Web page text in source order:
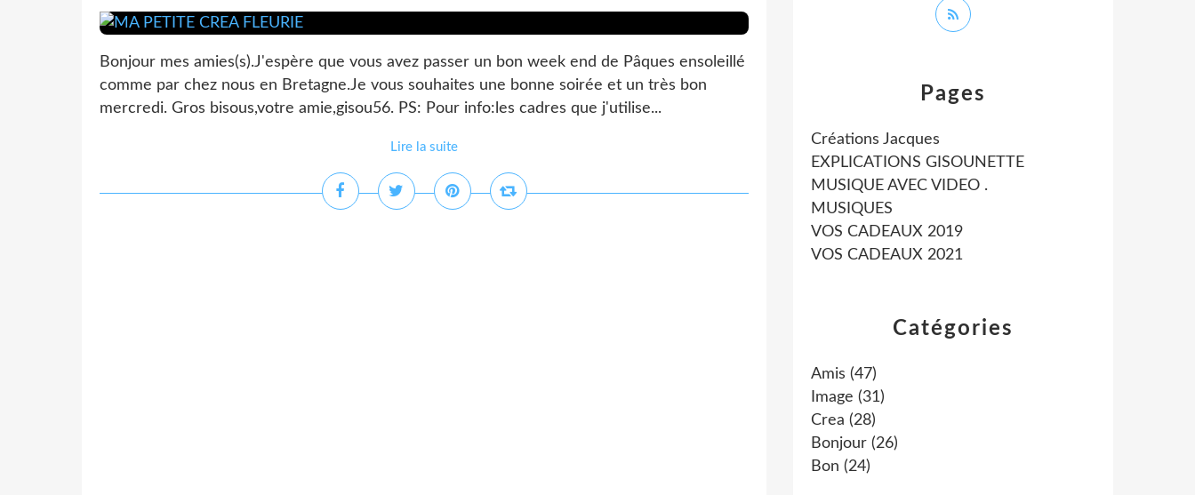
Bonjour mes amies(s).J'espère que vous avez passer un bon week end de Pâques ensoleillé
comme par chez nous en Bretagne.Je vous souhaites une bonne soirée et un très bon
mercredi. Gros bisous,votre amie,gisou56. PS: Pour info:les cadres que j'utilise...
Lire la suite
Catégories
Amis (47)
Image (31)
Crea (28)
Bonjour (26)
Bon (24)
Pages
Créations Jacques
EXPLICATIONS GISOUNETTE
MUSIQUE AVEC VIDEO .
MUSIQUES
VOS CADEAUX 2019
VOS CADEAUX 2021